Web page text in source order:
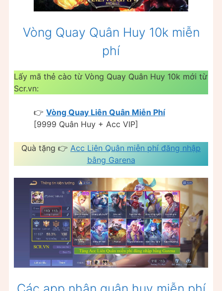
Vòng Quay Quân Huy 10k miễn
phí
Lấy mã thẻ cào từ Vòng Quay Quân Huy 10k mới từ
Scr.vn:
👉 Vòng Quay Liên Quân Miễn Phí
[9999 Quân Huy + Acc VIP]
Quà tặng 👉 Acc Liên Quân miễn phí đăng nhập
bằng Garena